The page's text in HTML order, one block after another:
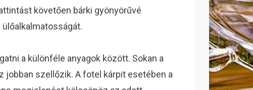
követően bárki gyönyörűvé
a különféle anyagok között. Sokan a
jobban szellőzik. A fotel kárpit esetében a